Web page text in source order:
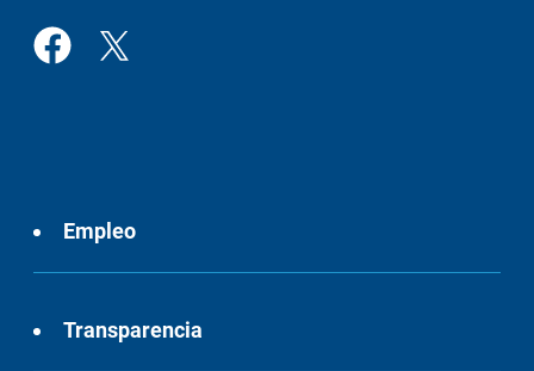
Empleo
Transparencia